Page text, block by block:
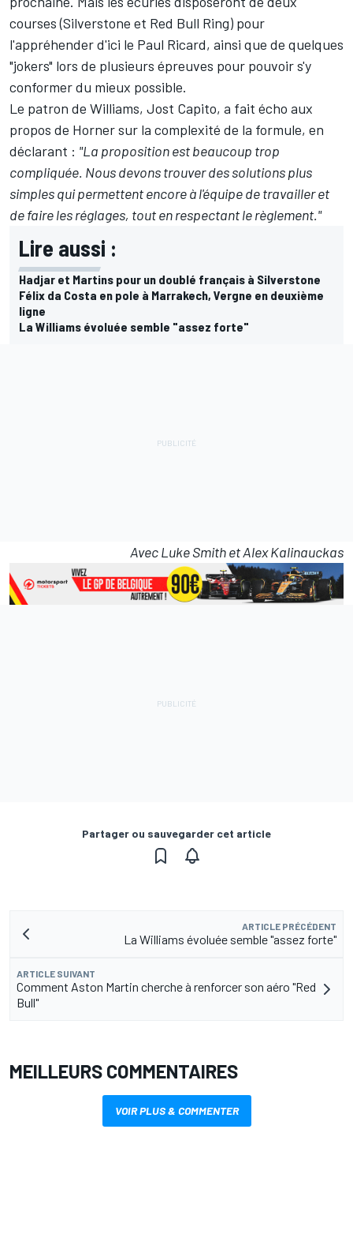
courses (Silverstone et Red Bull Ring) pour
l'appréhender d'ici le Paul Ricard, ainsi que de quelques
"jokers" lors de plusieurs épreuves pour pouvoir s'y
conformer du mieux possible.
Le patron de Williams, Jost Capito, a fait écho aux
propos de Horner sur la complexité de la formule, en
déclarant : "La proposition est beaucoup trop
compliquée. Nous devons trouver des solutions plus
simples qui permettent encore à l'équipe de travailler et
de faire les réglages, tout en respectant le règlement."
Lire aussi :
Hadjar et Martins pour un doublé français à Silverstone
Félix da Costa en pole à Marrakech, Vergne en deuxième
ligne
La Williams évoluée semble "assez forte"
Avec Luke Smith et Alex Kalinauckas
Partager ou sauvegarder cet article
ARTICLE PRÉCÉDENT
La Williams évoluée semble "assez forte"
ARTICLE SUIVANT
Comment Aston Martin cherche à renforcer son aéro "Red
Bull"
MEILLEURS COMMENTAIRES
VOIR PLUS & COMMENTER